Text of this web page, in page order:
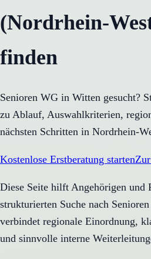
(Nordrhein-
finden
Senioren WG in Witten gesucht?
zu Ablauf, Auswahlkriterien,
nächsten Schritten in Nordrhein-
Kostenlose Erstberatung starten
Diese Seite hilft Angehörigen und
strukturierten Suche nach
verbindet regionale Einordnung,
und sinnvolle interne